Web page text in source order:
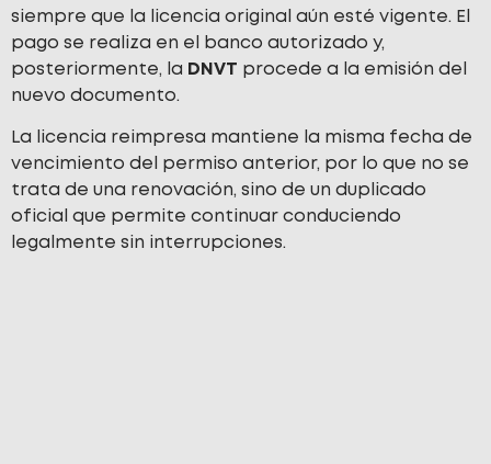
siempre que la licencia original aún esté vigente. El
pago se realiza en el banco autorizado y,
posteriormente, la DNVT procede a la emisión del
nuevo documento.
La licencia reimpresa mantiene la misma fecha de
vencimiento del permiso anterior, por lo que no se
trata de una renovación, sino de un duplicado
oficial que permite continuar conduciendo
legalmente sin interrupciones.